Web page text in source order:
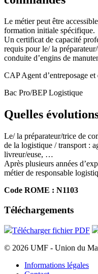
Le métier peut être
formation initiale spécifique.
Un certificat de capacité
requis pour le/ la
conduite d’engins de
CAP Agent d’entreposage et
Bac Pro/BEP Logistique
Quelles
Le/ la préparateur/trice de
de la logistique / transport :
livreur/euse, …
Après plusieurs années
métier de responsable
Code ROME : N1103
Téléchargements
Télécharger fichierPDF
© 2026 UMF - Union du
Informations légales